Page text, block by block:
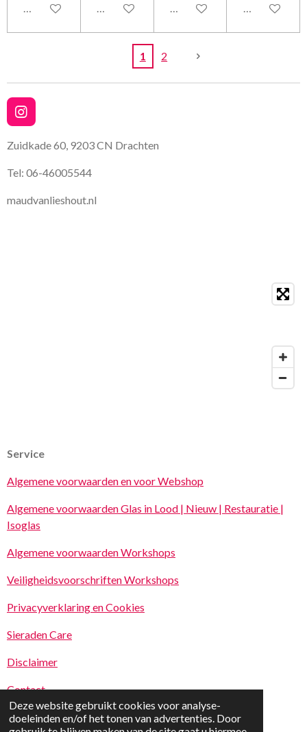
Deze website gebruikt cookies voor analyse-
doeleinden en/of het tonen van advertenties. Door
Houd mij op de hoogteHoud mij op de hoogteIn winkelwagen In
1 2
I
n
s
a
a
Zuidkade 60, 9203 CN Drachten
Tel: 06-46005544
maudvanlieshout.nl
Service
Algemene voorwaarden en voor Webshop
Algemene voorwaarden Glas in Lood | Nieuw | Restauratie |
Isoglas
Algemene voorwaarden Workshops
Veiligheidsvoorschriften Workshops
Privacyverklaring en Cookies
Sieraden Care
Disclaimer
Contact
© 2023 - 2026 Maudvanlieshout.nl
Powered byJouwWeb